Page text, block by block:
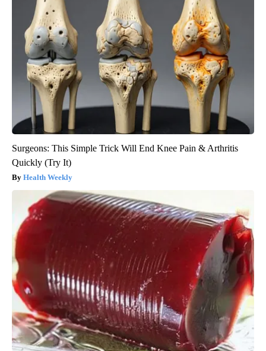
Surgeons: This Simple Trick Will End Knee Pain & Arthritis
Quickly (Try It)
Health Weekly